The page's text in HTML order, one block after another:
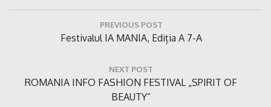
PREVIOUS POST
Previous
Festivalul IA MANIA, Ediția A 7-A
NEXT POST
Next
ROMANIA INFO FASHION FESTIVAL „SPIRIT OF
BEAUTY”